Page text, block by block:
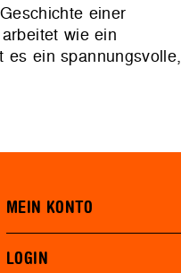
einer
wie ein
es ein spannungsvolle,
MEIN KONTO
LOGIN